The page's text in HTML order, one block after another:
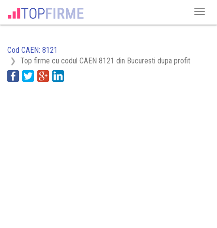
Cod CAEN: 8121
Top firme cu codul CAEN 8121 din Bucuresti dupa profit